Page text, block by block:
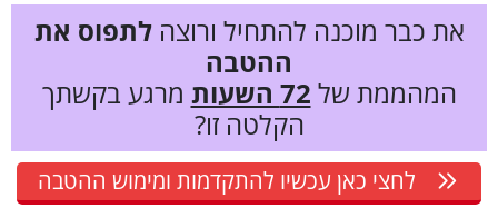
את כבר מוכנה להתחיל ורוצהלתפוס את
ההטבה
המהממת של 72 השעות
מרגע בקשתך
הקלטה זו?
לחצי כאן עכשיו להתקדמות ומימוש ההטבה